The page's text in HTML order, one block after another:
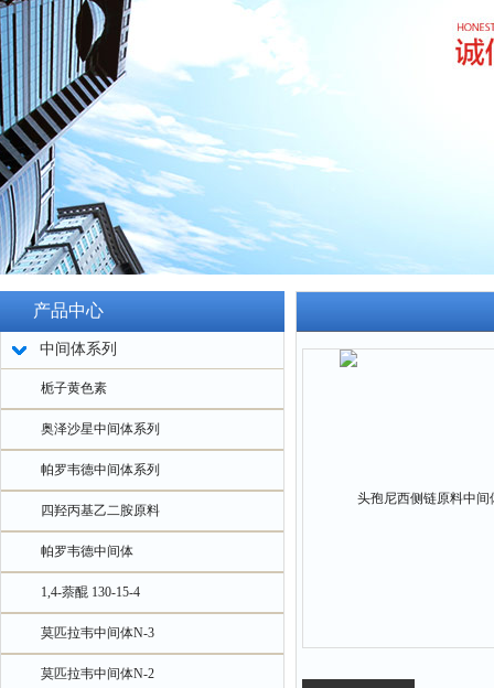
产品中心
中间体系列
栀子黄色素
奥泽沙星中间体系列
帕罗韦德中间体系列
四羟丙基乙二胺原料
帕罗韦德中间体
1,4-萘醌 130-15-4
莫匹拉韦中间体N-3
莫匹拉韦中间体N-2